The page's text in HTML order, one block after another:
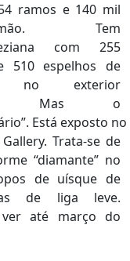
ramos e 140 mil
Tem
com 255
510 espelhos de
no exterior
Mas o
Está exposto no
Trata-se de
“diamante” no
de uísque de
de liga leve.
ver até março do